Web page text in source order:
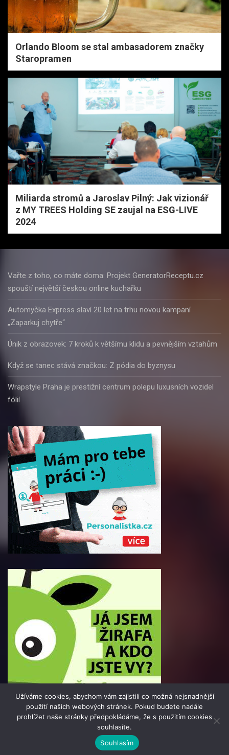
Orlando Bloom se stal ambasadorem značky
Staropramen
Miliarda stromů a Jaroslav Pilný: Jak vizionář
z MY TREES Holding SE zaujal na ESG-LIVE
2024
Vařte z toho, co máte doma: Projekt GeneratorReceptu.cz
spouští největší českou online kuchařku
Automyčka Express slaví 20 let na trhu novou kampaní
„Zaparkuj chytře“
Únik z obrazovek: 7 kroků k většímu klidu a pevnějším vztahům
Když se tanec stává značkou: Z pódia do byznysu
Wrapstyle Praha je prestižní centrum polepu luxusních vozidel
fólií
© 2016 - 2025 Info-Press.cz | člen skupiny 123jobs Media |
Všechna práva vyhrazena | Theme by
Užíváme cookies, abychom vám zajistili co možná nejsnadnější
použití našich webových stránek. Pokud budete nadále
prohlížet naše stránky předpokládáme, že s použitím cookies
souhlasíte.
Souhlasím